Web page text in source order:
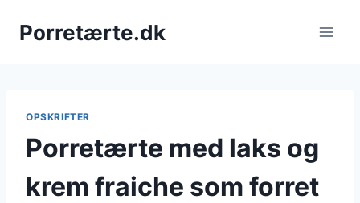
Porretærte.dk
OPSKRIFTER
Porretærte med laks og
krem fraiche som forret